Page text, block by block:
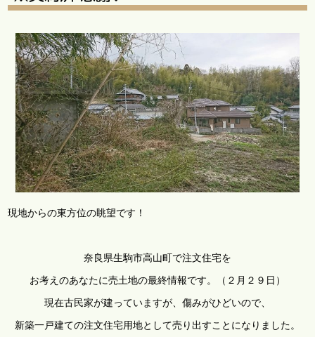
現地からの東方位の眺望です！
奈良県生駒市高山町で注文住宅を
お考えのあなたに売土地の最終情報です。（２月２９日）
現在古民家が建っていますが、傷みがひどいので、
新築一戸建ての注文住宅用地として売り出すことになりました。